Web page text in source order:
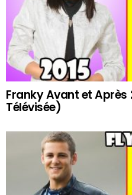
Franky Avant et Après
Télévisée)